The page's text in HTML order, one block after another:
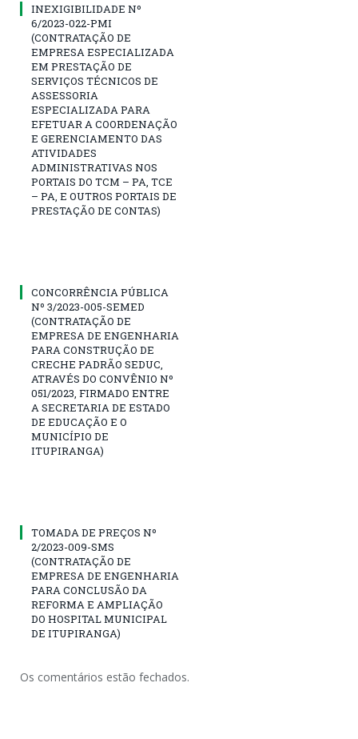
INEXIGIBILIDADE Nº
6/2023-022-PMI
(CONTRATAÇÃO DE
EMPRESA ESPECIALIZADA
EM PRESTAÇÃO DE
SERVIÇOS TÉCNICOS DE
ASSESSORIA
ESPECIALIZADA PARA
EFETUAR A COORDENAÇÃO
E GERENCIAMENTO DAS
ATIVIDADES
ADMINISTRATIVAS NOS
PORTAIS DO TCM – PA, TCE
– PA, E OUTROS PORTAIS DE
PRESTAÇÃO DE CONTAS)
CONCORRÊNCIA PÚBLICA
Nº 3/2023-005-SEMED
(CONTRATAÇÃO DE
EMPRESA DE ENGENHARIA
PARA CONSTRUÇÃO DE
CRECHE PADRÃO SEDUC,
ATRAVÉS DO CONVÊNIO Nº
051/2023, FIRMADO ENTRE
A SECRETARIA DE ESTADO
DE EDUCAÇÃO E O
MUNICÍPIO DE
ITUPIRANGA)
TOMADA DE PREÇOS Nº
2/2023-009-SMS
(CONTRATAÇÃO DE
EMPRESA DE ENGENHARIA
PARA CONCLUSÃO DA
REFORMA E AMPLIAÇÃO
DO HOSPITAL MUNICIPAL
DE ITUPIRANGA)
Os comentários estão fechados.